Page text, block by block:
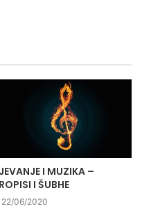
I MUZIKA –
I ŠUBHE
22/06/2020